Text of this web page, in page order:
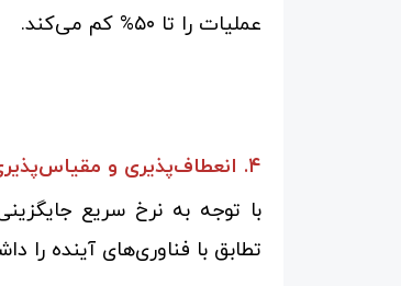
عملیات را تا ۵۰% کم می‌کند.
۴. انعطاف‌پذیری و مقیاس‌پذیری: آماده برای فردا
تطابق با فناوری‌های آینده